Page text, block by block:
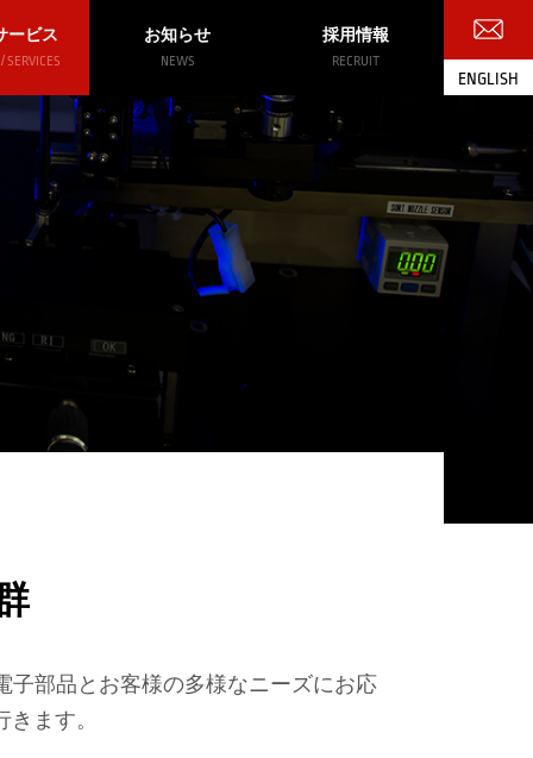
ービス
SERVICES
お知らせ
NEWS
採用情報
RECRUIT
お問い合わせ
ENGLISH
部品とお客様の多様なニーズにお応
ます。